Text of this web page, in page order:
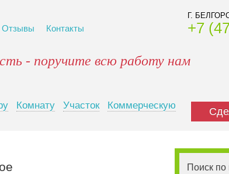
Отзывы Контакты
Г.
+7
- поручите всю работу нам
Комнату Участок
Коммерческую
Поиск по